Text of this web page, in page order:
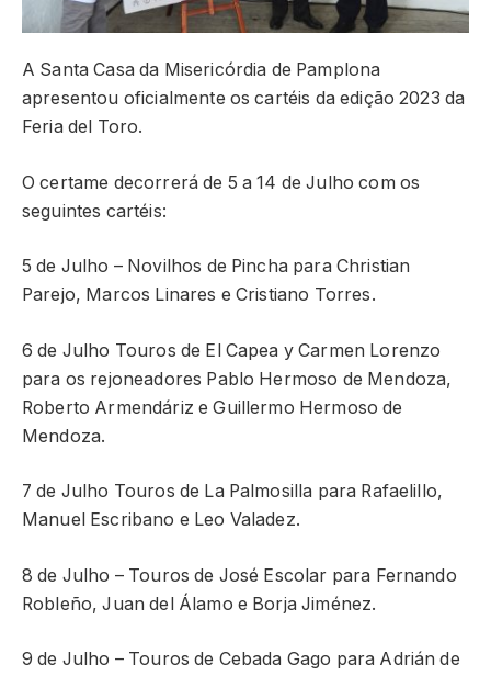
A Santa Casa da Misericórdia de Pamplona
apresentou oficialmente os cartéis da edição 2023 da
Feria del Toro.
O certame decorrerá de 5 a 14 de Julho com os
seguintes cartéis:
5 de Julho – Novilhos de Pincha para Christian
Parejo, Marcos Linares e Cristiano Torres.
6 de Julho Touros de El Capea y Carmen Lorenzo
para os rejoneadores Pablo Hermoso de Mendoza,
Roberto Armendáriz e Guillermo Hermoso de
Mendoza.
7 de Julho Touros de La Palmosilla para Rafaelillo,
Manuel Escribano e Leo Valadez.
8 de Julho – Touros de José Escolar para Fernando
Robleño, Juan del Álamo e Borja Jiménez.
9 de Julho – Touros de Cebada Gago para Adrián de